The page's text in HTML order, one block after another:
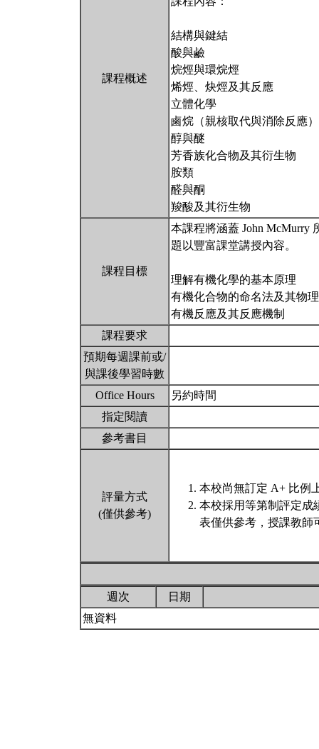
課程概述
結構與鍵結
酸與鹼
烷烴與環烷烴
烯烴、炔烴及其反應
立體化學
鹵烷（親核取代與消除反應）
醇與醚
芳香族化合物及其衍生物
胺類
醛與酮
羧酸及其衍生物
課程目標
本課程將涵蓋 John McMurry
題以豐富課堂講授內容。
理解有機化學的基本原理
有機化合物的命名法及其物
有機反應及其反應機制
課程要求
預期每週課前或/
與課後學習時數
Office Hours
另約時間
指定閱讀
參考書目
評量方式
(僅供參考)
本校尚無訂定 A+ 比例
本校採用等第制評定成
表僅供參考，授課教師
週次
日期
無資料